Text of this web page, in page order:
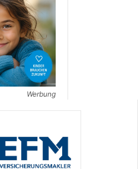
Werbung